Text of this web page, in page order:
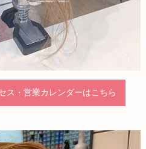
ス・営業カレンダーはこちら